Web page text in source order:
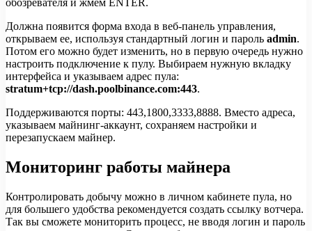
Должна появится форма входа в веб-панель управления,
открываем ее, используя стандартный логин и пароль admin.
Потом его можно будет изменить, но в первую очередь нужно
настроить подключение к пулу. Выбираем нужную вкладку
интерфейса и указываем адрес пула:
stratum+tcp://dash.poolbinance.com:443.
Поддерживаются порты: 443,1800,3333,8888. Вместо адреса,
указываем майнинг-аккаунт, сохраняем настройки и
перезапускаем майнер.
Мониторинг работы майнера
Контролировать добычу можно в личном кабинете пула, но
для большего удобства рекомендуется создать ссылку вотчера.
Так вы сможете мониторить процесс, не вводя логин и пароль